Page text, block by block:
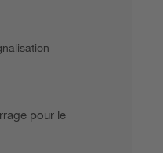
pour le